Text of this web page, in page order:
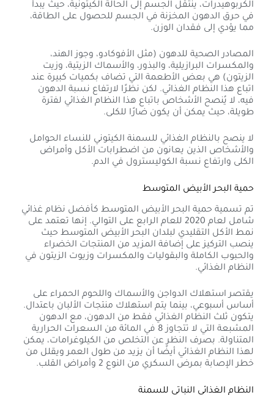
الكربوهيدرات، ينتقل الجسم إلى الحالة الكيتونية، حيث يبدأ
في حرق الدهون المخزنة في الجسم للحصول على الطاقة،
مما يؤدي إلى فقدان الوزن.
المصادر الصحية للدهون (مثل الأفوكادو، وجوز الهند،
والمكسرات البرازيلية، والبذور، والأسماك الزيتية، وزيت
الزيتون) هي بعض الأطعمة التي تضاف بكميات كبيرة عند
اتباع هذا النظام الغذائي. لكن نظرًا لارتفاع نسبة الدهون
فيه، لا يُنصح الأشخاص باتباع هذا النظام الغذائي لفترة
طويلة، حيث يمكن أن يكون ضارًا للكلى.
لا ينصح بالنظام الغذائي للسمنة الكيتوني للنساء الحوامل
والأشخاص الذين يعانون من اضطرابات الأكل وأمراض
الكلى وارتفاع نسبة الكوليسترول في الدم.
حمية البحر الأبيض المتوسط
تم تسمية حمية البحر الأبيض المتوسط ​​كأفضل نظام غذائي
شامل لعام 2020 للعام الرابع على التوالي. إنها تعتمد على
نمط الأكل التقليدي لبلدان البحر الأبيض المتوسط ​​حيث
ينصب التركيز على إضافة المزيد من المنتجات الخضراء
والحبوب الكاملة والبقوليات والمكسرات وزيوت الزيتون في
النظام الغذائي.
يقتصر استهلاك الدواجن والأسماك واللحوم الحمراء على
أساس أسبوعي، بينما يتم استهلاك منتجات الألبان باعتدال.
يتكون ثلث النظام الغذائي فقط من الدهون، مع الدهون
المشبعة التي لا تتجاوز 8 في المائة من السعرات الحرارية
المتناولة. بصرف النظر عن التخلص من الكيلوغرامات، يمكن
لهذا النظام الغذائي أيضًا أن يزيد من طول العمر ويقلل من
خطر الإصابة بمرض السكري من النوع 2 وأمراض القلب.
النظام الغذائي النباتي للسمنة